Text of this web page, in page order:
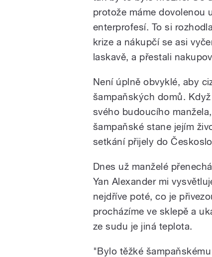
protože máme dovolenou
enterprofesí. To si
krize a nákupčí se asi
laskavě, a přestali
Není úplně obvyklé, aby
šampaňských domů.
svého budoucího
šampaňské stane jejím
setkání přijely do
Dnes už manželé
Yan Alexander mi
nejdříve poté, co je
procházíme ve sklepě a
ze sudu je jiná teplota.
"Bylo těžké